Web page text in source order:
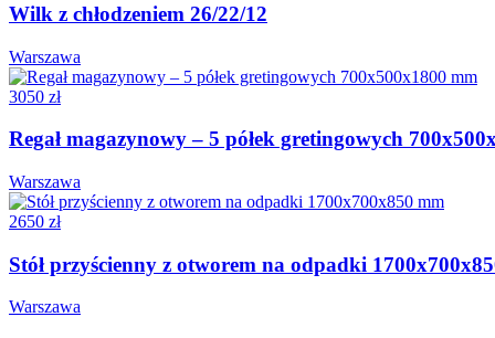
Wilk z chłodzeniem 26/22/12
Warszawa
3050 zł
Regał magazynowy – 5 półek gretingowych
Warszawa
2650 zł
Stół przyścienny z otworem na odpadki
Warszawa